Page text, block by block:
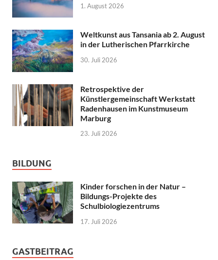
1. August 2026
Weltkunst aus Tansania ab 2. August
in der Lutherischen Pfarrkirche
30. Juli 2026
Retrospektive der
Künstlergemeinschaft Werkstatt
Radenhausen im Kunstmuseum
Marburg
23. Juli 2026
BILDUNG
Kinder forschen in der Natur –
Bildungs-Projekte des
Schulbiologiezentrums
17. Juli 2026
GASTBEITRAG